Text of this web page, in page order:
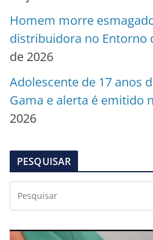
Homem morre
distribuidora no Entorno
de 2026
Adolescente de 17 anos
Gama e alerta é emitido
2026
PESQUISAR